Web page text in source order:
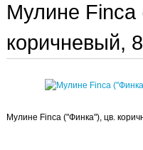
Мулине Finca
коричневый,
Мулине Finca ("Финка"), цв.